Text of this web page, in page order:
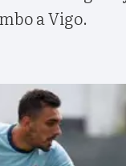
a Vigo.